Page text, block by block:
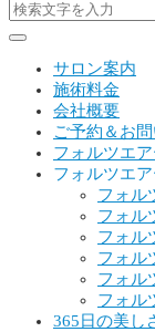
サロン案内
施術料金
会社概要
ご予約＆お
フォルツエ
フォルツエ
フォル
フォル
フォル
フォル
フォル
フォル
365日の美し